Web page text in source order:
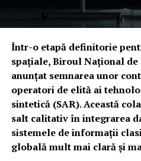
Această „paralizie”
prioritățile Casei Albe.
acest moment, solicitările
majore. Printre victimele
numără finanțarea de un
cuirasatul din clasa „Trump”
pentru cinci contracte
muniție, esențiale în actualul
Spectrul „Shutdown-ului”:
blocaj administrativ
Într-o etapă definitorie
spațiale, Biroul Național de
anunțat semnarea unor
operatori de elită ai
sintetică (SAR). Această
salt calitativ în integrarea
sistemele de informații
globală mult mai clară și